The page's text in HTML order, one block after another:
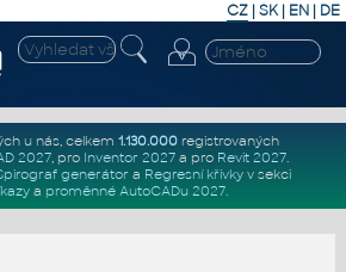
CZ | SK| EN | DE
u nás, celkem 1.130.000registrovaných
2027, pro Inventor 2027a pro Revit 2027.
generátor a Regresní křivkyv sekci
a proměnné AutoCADu 2027.